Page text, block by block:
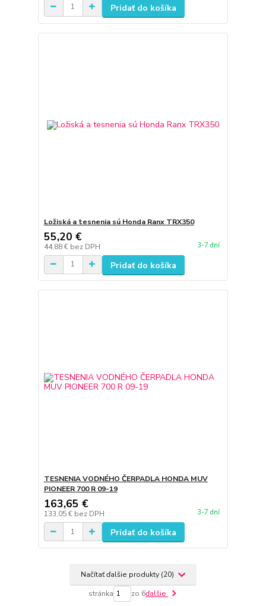
Pridať do košíka
Ložiská a tesnenia sú Honda Ranx TRX350
55,20 €
44,88 € bez DPH 3-7 dní
Pridať do košíka
TESNENIA VODNÉHO ČERPADLA HONDA MUV
PIONEER 700 R 09-19
163,65 €
133,05 € bez DPH 3-7 dní
Pridať do košíka
Načítať ďalšie produkty (20)
stránka zo 6ďalšie